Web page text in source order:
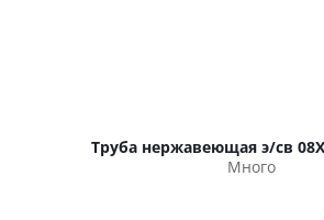
Труба нержавеющая э/св
Много